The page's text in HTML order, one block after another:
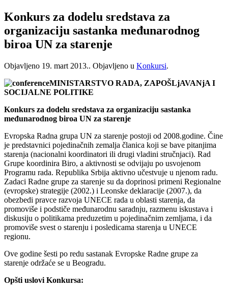
Konkurs za dodelu sredstava za
organizaciju sastanka međunarodnog
biroa UN za starenje
Objavljeno 19. mart 2013.. Objavljeno u Konkursi.
MINISTARSTVO RADA, ZAPOŠLjAVANjA I
SOCIJALNE POLITIKE
Konkurs za dodelu sredstava za organizaciju sastanka
međunarodnog biroa UN za starenje
Evropska Radna grupa UN za starenje postoji od 2008.godine. Čine
je predstavnici pojedinačnih zemalja članica koji se bave pitanjima
starenja (nacionalni koordinatori ili drugi vladini stručnjaci). Rad
Grupe koordinira Biro, a aktivnosti se odvijaju po usvojenom
Programu rada. Republika Srbija aktivno učestvuje u njenom radu.
Zadaci Radne grupe za starenje su da doprinosi primeni Regionalne
(evropske) strategije (2002.) i Leonske deklaracije (2007.), da
obezbedi pravce razvoja UNECE rada u oblasti starenja, da
promoviše i podstiče međunarodnu saradnju, razmenu iskustava i
diskusiju o politikama preduzetim u pojedinačnim zemljama, i da
promoviše svest o starenju i posledicama starenja u UNECE
regionu.
Ove godine šesti po redu sastanak Evropske Radne grupe za
starenje održaće se u Beogradu.
Opšti uslovi Konkursa: